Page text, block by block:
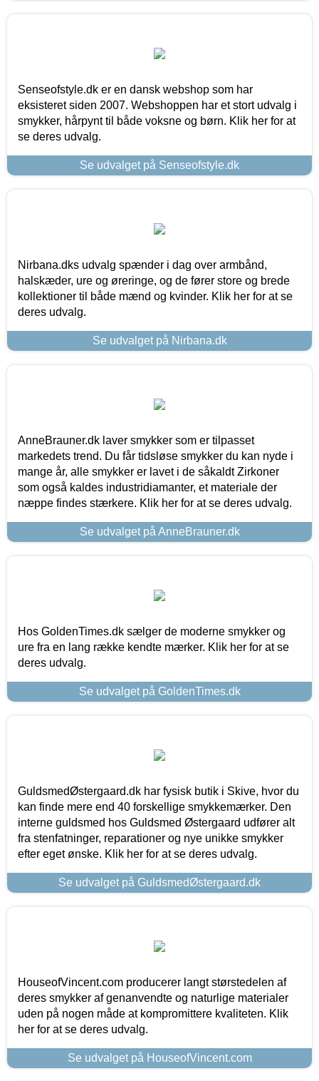
Senseofstyle.dk er en dansk webshop som har
eksisteret siden 2007. Webshoppen har et stort udvalg i
smykker, hårpynt til både voksne og børn. Klik her for at
se deres udvalg.
Se udvalget på Senseofstyle.dk
Nirbana.dks udvalg spænder i dag over armbånd,
halskæder, ure og øreringe, og de fører store og brede
kollektioner til både mænd og kvinder. Klik her for at se
deres udvalg.
Se udvalget på Nirbana.dk
AnneBrauner.dk laver smykker som er tilpasset
markedets trend. Du får tidsløse smykker du kan nyde i
mange år, alle smykker er lavet i de såkaldt Zirkoner
som også kaldes industridiamanter, et materiale der
næppe findes stærkere. Klik her for at se deres udvalg.
Se udvalget på AnneBrauner.dk
Hos GoldenTimes.dk sælger de moderne smykker og
ure fra en lang række kendte mærker. Klik her for at se
deres udvalg.
Se udvalget på GoldenTimes.dk
GuldsmedØstergaard.dk har fysisk butik i Skive, hvor du
kan finde mere end 40 forskellige smykkemærker. Den
interne guldsmed hos Guldsmed Østergaard udfører alt
fra stenfatninger, reparationer og nye unikke smykker
efter eget ønske. Klik her for at se deres udvalg.
Se udvalget på GuldsmedØstergaard.dk
HouseofVincent.com producerer langt størstedelen af
deres smykker af genanvendte og naturlige materialer
uden på nogen måde at kompromittere kvaliteten. Klik
her for at se deres udvalg.
Se udvalget på HouseofVincent.com